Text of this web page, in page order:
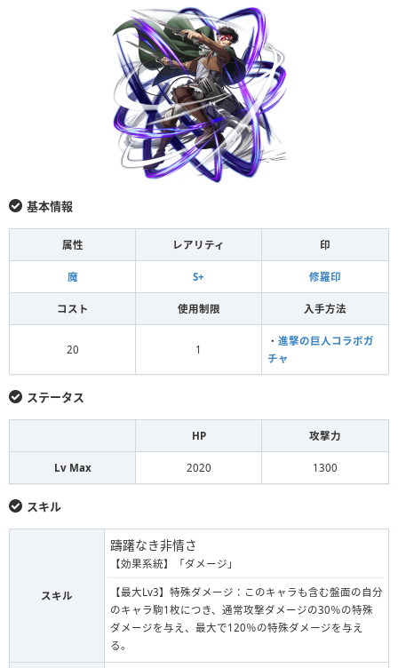
基本情報
属性 レアリティ 印
魔 S+ 修羅印
コスト 使用制限 入手方法
20 1
・ 進撃の巨人コラボガ
チャ
ステータス
HP 攻撃力
Lv Max 2020 1300
スキル
スキル
躊躇なき非情さ
【効果系統】「ダメージ」
【最大Lv3】特殊ダメージ：このキャラも含む盤面の自分
のキャラ駒1枚につき、通常攻撃ダメージの30％の特殊
ダメージを与え、最大で120％の特殊ダメージを与え
る。